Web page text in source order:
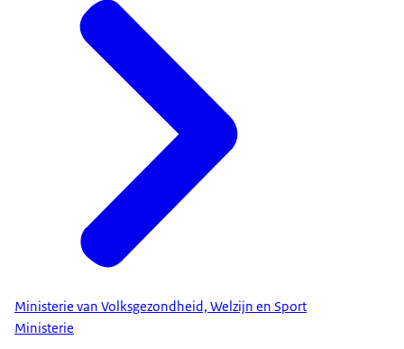
Ministerie van Volksgezondheid, Welzijn en Sport
Ministerie